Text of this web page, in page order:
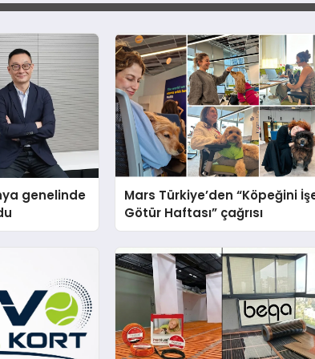
genelinde
Mars Türkiye’den “Köpeğini
Götür Haftası” çağrısı